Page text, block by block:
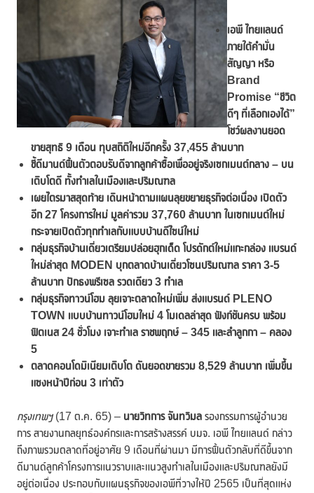
เอพี ไทยแลนด์
ภายใต้คำมั่น
สัญญา หรือ
Brand
Promise “ชีวิต
ดีๆ ที่เลือกเองได้”
โชว์ผลงานยอด
ขายสุทธิ 9 เดือน ทุบสถิติใหม่อีกครั้ง 37,455 ล้านบาท
ชี้ดีมานด์ฟื้นตัวตอบรับดีจากลูกค้าซื้อเพื่ออยู่จริงเซกเมนต์กลาง – บน
เติบโตดี ทั้งทำเลในเมืองและปริมณฑล
เผยไตรมาสสุดท้าย เดินหน้าตามแผนลุยขยายธุรกิจต่อเนื่อง เปิดตัว
อีก27 โครงการใหม่ มูลค่ารวม 37,760 ล้านบาท ในเซกเมนต์ใหม่
กระจายเปิดตัวทุกทำเลกับแบบบ้านดีไซน์ใหม่
กลุ่มธุรกิจบ้านเดี่ยวเตรียมปล่อยฮุกเด็ด โปรดักต์ใหม่แกะกล่อง แบรนด์
ใหม่ล่าสุด MODEN บุกตลาดบ้านเดี่ยวโซนปริมณฑล ราคา 3-5
ล้านบาท ปักธงพรีเซล รวดเดียว 3 ทำเล
กลุ่มธุรกิจทาวน์โฮม ลุยเจาะตลาดใหม่เพิ่ม ส่งแบรนด์ PLENO
TOWN แบบบ้านทาวน์โฮมใหม่ 4 โมเดลล่าสุด ฟังก์ชันครบ พร้อม
ฟิตเนส 24 ชั่วโมง เจาะทำเล ราชพฤกษ์ – 345 และลำลูกกา – คลอง
5
ตลาดคอนโดมิเนียมเติบโต ดันยอดขายรวม 8,529 ล้านบาท เพิ่มขึ้น
แซงหน้าปีก่อน 3 เท่าตัว
กรุงเทพฯ(17 ต.ค. 65) – นายวิทการ จันทวิมล รองกรรมการผู้อำนวย
การ สายงานกลยุทธ์องค์กรและการสร้างสรรค์ บมจ. เอพี ไทยแลนด์ กล่าว
ถึงภาพรวมตลาดที่อยู่อาศัย 9 เดือนที่ผ่านมา มีการฟื้นตัวกลับที่ดีขึ้นจาก
ดีมานด์ลูกค้าโครงการแนวราบและแนวสูงทำเลในเมืองและปริมณฑลยังมี
อยู่ต่อเนื่อง ประกอบกับแผนธุรกิจของเอพีที่วางให้ปี 2565 เป็นที่สุดแห่ง